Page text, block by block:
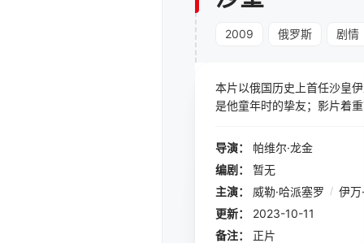
2009 俄罗斯 剧情
本片以俄国历史上首任沙皇
是他童年时的挚友；影片着
导演：
帕维尔·龙金
编剧：
暂无
主演：
威勒·哈派塞罗 / 伊万
更新：
2023-10-11
备注：
正片